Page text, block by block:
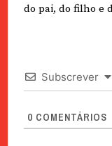
do pai, do filho e
Subscrever
0 COMENTÁRIOS